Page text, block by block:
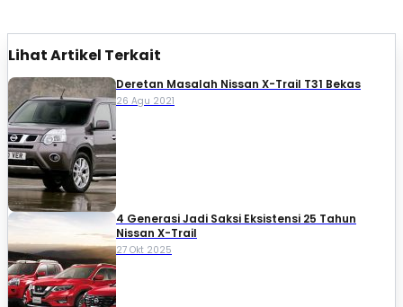
Lihat Artikel Terkait
Deretan Masalah Nissan X-Trail T31 Bekas
26 Agu 2021
4 Generasi Jadi Saksi Eksistensi 25 Tahun
Nissan X-Trail
27 Okt 2025